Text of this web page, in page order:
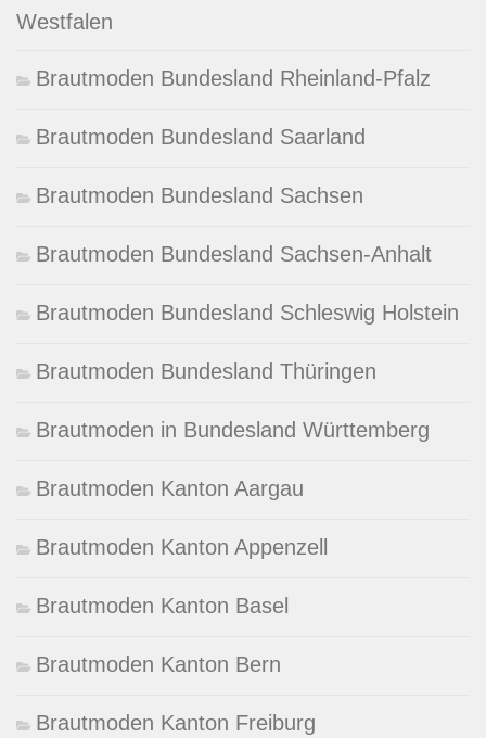
Westfalen
Brautmoden Bundesland Rheinland-Pfalz
Brautmoden Bundesland Saarland
Brautmoden Bundesland Sachsen
Brautmoden Bundesland Sachsen-Anhalt
Brautmoden Bundesland Schleswig Holstein
Brautmoden Bundesland Thüringen
Brautmoden in Bundesland Württemberg
Brautmoden Kanton Aargau
Brautmoden Kanton Appenzell
Brautmoden Kanton Basel
Brautmoden Kanton Bern
Brautmoden Kanton Freiburg